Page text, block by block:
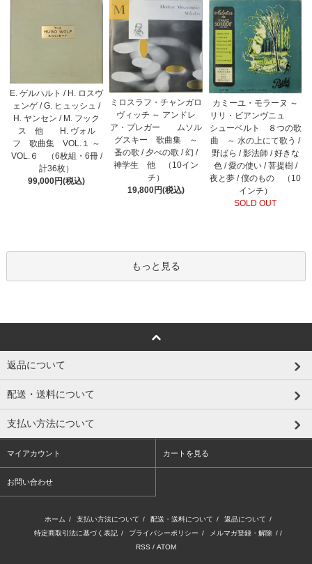
E. ゲルハルト / H. ロスヴ
ェンゲ / G. ヒュッシュ /
H. ヤンセン / M. フック
ス 他 H. ヴォル
フ 歌曲集 VOL.１ ～
VOL.６ （6枚組・6冊 /
計36枚）
99,000円(税込)
ミロスラフ・チャンガロ
ヴィッチ ～ アンドレ
ア・プレガー ムソル
グスキー 歌曲集 ～
蚤の歌 / 夕べの歌 / 幻 /
神学生 他 （10イン
チ）
19,800円(税込)
カミーユ・モラーヌ ～
リリ・ビアンヴニュ
シューベルト ８つの歌
曲 ～ 水の上にて歌う /
野ばら / 影法師 / 好きな
色 / 愛の使い / 菩提樹 /
夜と夢 / 僕のもの （10
インチ）
SOLD OUT
もっと見る
返品について
配送・送料について
支払い方法について
マイアカウント カートを見る
お問い合わせ
ホーム / 支払い方法について / 配送・送料について / 返品について /
特定商取引法に基づく表記 / プライバシーポリシー / メルマガ登録・解除 / /
RSS / ATOM